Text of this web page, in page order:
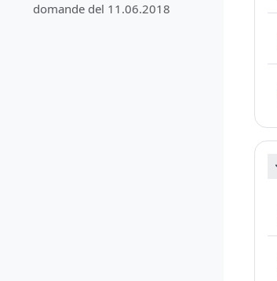
domande del 11.06.2018